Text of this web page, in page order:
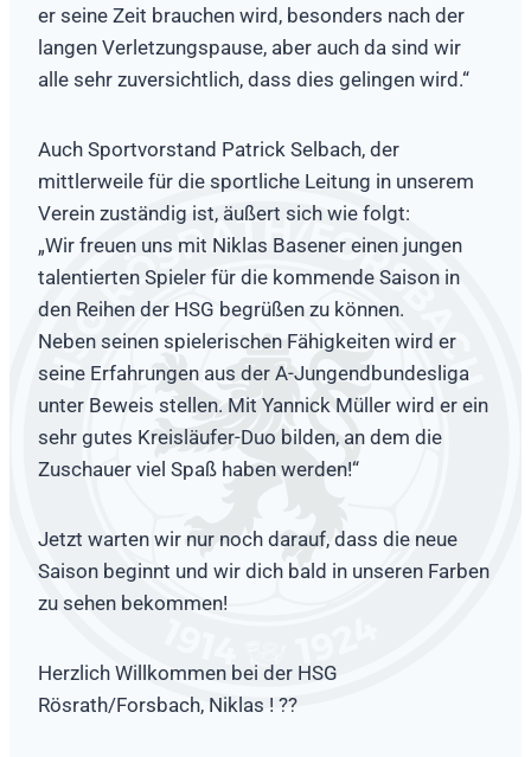
er seine Zeit brauchen wird, besonders nach der
langen Verletzungspause, aber auch da sind wir
alle sehr zuversichtlich, dass dies gelingen wird.“
Auch Sportvorstand Patrick Selbach, der
mittlerweile für die sportliche Leitung in unserem
Verein zuständig ist, äußert sich wie folgt:
„Wir freuen uns mit Niklas Basener einen jungen
talentierten Spieler für die kommende Saison in
den Reihen der HSG begrüßen zu können.
Neben seinen spielerischen Fähigkeiten wird er
seine Erfahrungen aus der A-Jungendbundesliga
unter Beweis stellen. Mit Yannick Müller wird er ein
sehr gutes Kreisläufer-Duo bilden, an dem die
Zuschauer viel Spaß haben werden!“
Jetzt warten wir nur noch darauf, dass die neue
Saison beginnt und wir dich bald in unseren Farben
zu sehen bekommen!
Herzlich Willkommen bei der HSG
Rösrath/Forsbach, Niklas ! ??